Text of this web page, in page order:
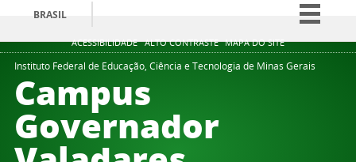
ACESSIBILIDADE ALTO CONTRASTE MAPA DO SITE
BRASIL
Simplifique!
Comunica BR
Instituto Federal de Educação, Ciência e Tecnologia de Minas Gerais
Campus
Governador